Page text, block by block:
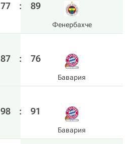
77 : 89
Фенербахче
87 : 76
Бавария
98 : 91
Бавария